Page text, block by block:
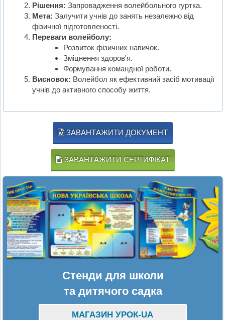
Рішення: Запровадження волейбольного гуртка.
Мета: Залучити учнів до занять незалежно від
фізичної підготовленості.
Переваги волейболу:
Розвиток фізичних навичок.
Зміцнення здоров'я.
Формування командної роботи.
Висновок: Волейбол як ефективний засіб мотивації
учнів до активного способу життя.
ЗАВАНТАЖИТИ ДОКУМЕНТ
ЗАВАНТАЖИТИ СЕРТИФІКАТ
Стенди для школи
та дитячого садка
МАГАЗИН УРОК-UA